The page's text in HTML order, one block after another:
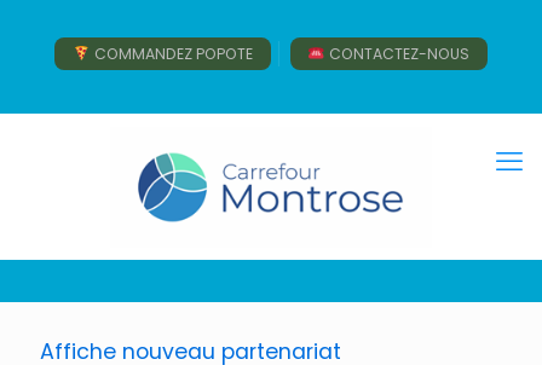
COMMANDEZ POPOTE CONTACTEZ-NOUS
Affiche nouveau partenariat